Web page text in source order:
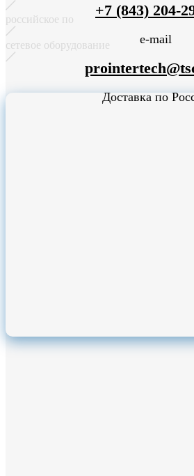
российское по
сетевое оборудование
+7 (843) 204-
e-mail
Доставка по